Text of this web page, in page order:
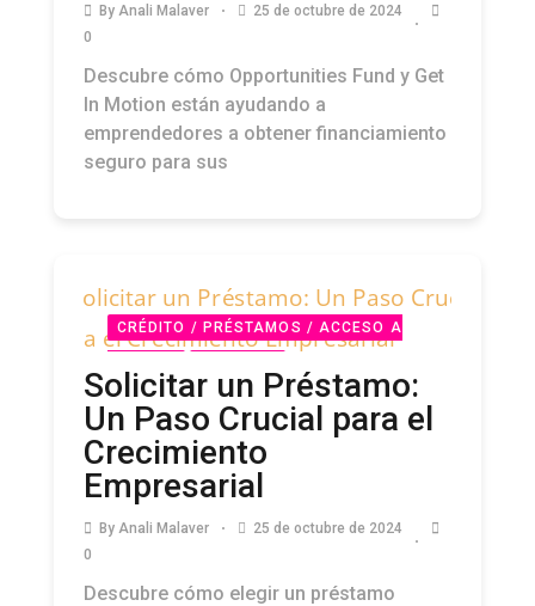
By Anali Malaver
25 de octubre de 2024
0
Descubre cómo Opportunities Fund y Get
In Motion están ayudando a
emprendedores a obtener financiamiento
seguro para sus
CRÉDITO / PRÉSTAMOS / ACCESO A
Solicitar un Préstamo:
Un Paso Crucial para el
Crecimiento
Empresarial
By Anali Malaver
25 de octubre de 2024
0
Descubre cómo elegir un préstamo